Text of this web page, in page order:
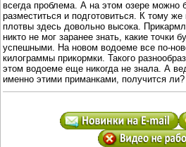
всегда проблема. А на этом озере можно
разместиться и подготовиться. К тому же
плотвы здесь довольно высока.
никто не мог заранее знать, какие точки
успешными. На новом водоеме все по-
килограммы прикормки. Такого
этом водоеме еще никогда не знала. А
именно этими приманками, получится ли?